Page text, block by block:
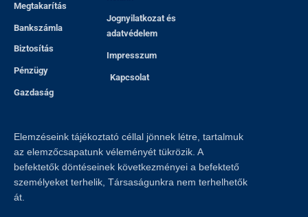
Megtakarítás
Bankszámla
Biztosítás
Pénzügy
Gazdaság
Jognyilatkozat és
adatvédelem
Impresszum
Kapcsolat
Elemzéseink tájékoztató céllal jönnek létre, tartalmuk
az elemzőcsapatunk véleményét tükrözik. A
befektetők döntéseinek következményei a befektető
személyeket terhelik, Társaságunkra nem terhelhetők
át.